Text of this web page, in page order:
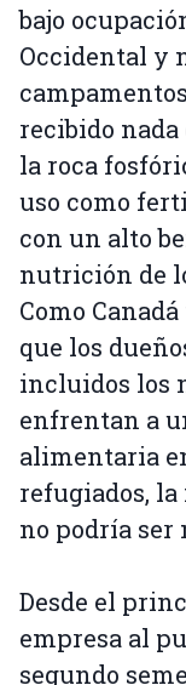
bajo
Occidental y
recibido nada
la roca
uso como
con un alto
nutrición de
Como
que los
incluidos los
enfrentan a
alimentaria
refugiados,
no podría ser
Desde el
empresa al
segundo